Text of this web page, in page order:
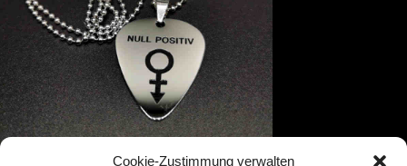
Cookie-Zustimmung verwalten